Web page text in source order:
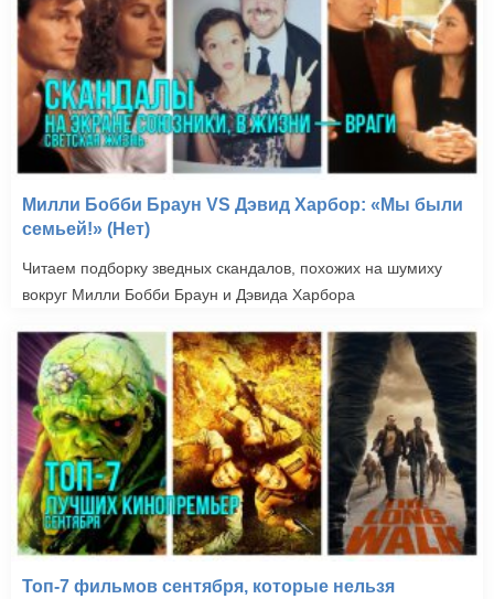
Милли Бобби Браун VS Дэвид Харбор: «Мы были
семьей!» (Нет)
Читаем подборку зведных скандалов, похожих на шумиху
вокруг Милли Бобби Браун и Дэвида Харбора
Топ-7 фильмов сентября, которые нельзя